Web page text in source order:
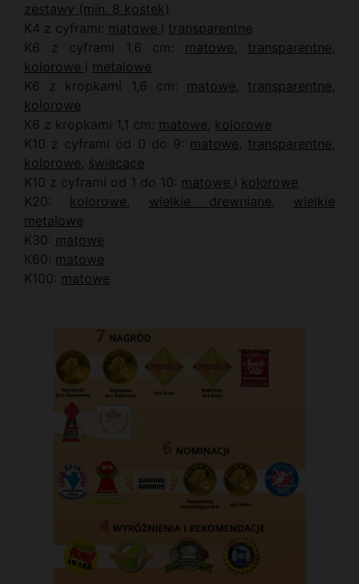
zestawy (min. 8 kostek)
K4 z cyframi: matowe i transparentne
K6 z cyframi 1,6 cm: matowe, transparentne,
kolorowe i metalowe
K6 z kropkami 1,6 cm: matowe, transparentne,
kolorowe
K6 z kropkami 1,1 cm: matowe, kolorowe
K10 z cyframi od 0 do 9: matowe, transparentne,
kolorowe, świecące
K10 z cyframi od 1 do 10: matowe i kolorowe
K20: kolorowe, wielkie drewniane, wielkie
metalowe
K30: matowe
K60: matowe
K100: matowe